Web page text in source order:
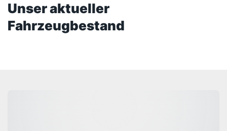
Unser aktueller
Fahrzeugbestand